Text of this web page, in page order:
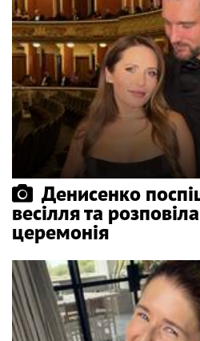
Денисенко
весілля та
церемонія